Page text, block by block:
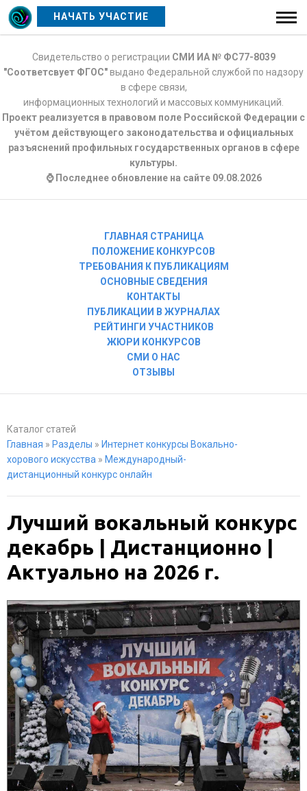
НАЧАТЬ УЧАСТИЕ
Свидетельство о регистрации СМИ ИА № ФС77-8039
"Соответсвует ФГОС"выдано Федеральной службой по надзору
в сфере связи,
информационных технологий и массовых коммуникаций.
Проект реализуется в правовом поле Российской Федерации с
учётом действующего законодательства и официальных
разъяснений профильных государственных органов в сфере
культуры.
⌚ Последнее обновление на сайте 09.08.2026
ГЛАВНАЯ СТРАНИЦА
ПОЛОЖЕНИЕ КОНКУРСОВ
ТРЕБОВАНИЯ К ПУБЛИКАЦИЯМ
ОСНОВНЫЕ СВЕДЕНИЯ
КОНТАКТЫ
ПУБЛИКАЦИИ В ЖУРНАЛАХ
РЕЙТИНГИ УЧАСТНИКОВ
ЖЮРИ КОНКУРСОВ
СМИ О НАС
ОТЗЫВЫ
Каталог статей
Главная » Разделы » Интернет конкурсы Вокально-
хорового искусства » Международный-
дистанционный конкурс онлайн
Лучший вокальный конкурс
декабрь | Дистанционно |
Актуально на 2026 г.